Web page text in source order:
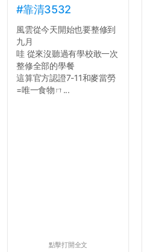
舍房間，都歡迎留言讓我知
道...
#靠清3532
風雲從今天開始也要整修到
九月
哇 從來沒聽過有學校敢一次
整修全部的學餐
這算官方認證7-11和麥當勞
=唯一食物ㄇ...
點擊打開全文